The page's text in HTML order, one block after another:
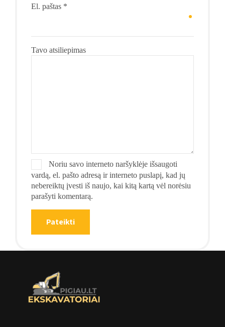
Tavo atsiliepimas
El. paštas *
Noriu savo interneto naršyklėje išsaugoti
vardą, el. pašto adresą ir interneto puslapį, kad jų
nebereiktų įvesti iš naujo, kai kitą kartą vėl norėsiu
parašyti komentarą.